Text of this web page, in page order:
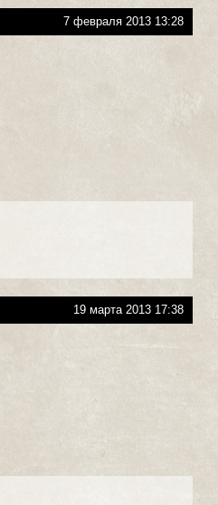
7 февраля 2013 13:28
19 марта 2013 17:38